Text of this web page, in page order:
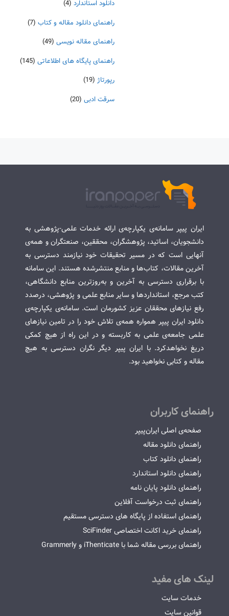
دانلود استاندارد (4)
راهنمای دانلود مقاله و کتاب (7)
راهنمای مقاله نویسی (49)
راهنمای پایگاه های اطلاعاتی (145)
رپورتاژ (19)
سرقت ادبی (20)
ایران پیپر سامانه‌ی یکپارچه‌ی ارائه خدمات علمی-پژوهشی به
دانشجویان، اساتید، پژوهشگران، محققین، صنعتگران و همه‌ی
آنهایی است که در مسیر تحقیقات خود نیازمند دسترسی به
آخرین مقالات، کتاب‌ها و منابع منتشرشده هستند. این سامانه
با برقراری دسترسی به آخرین و به‌روزترین منابع دانشگاهی،
کتب مرجع، استانداردها و سایر منابع علمی و پژوهشی، درصدد
رفع نیازهای محققان عزیز کشورمان است. سامانه‌ی یکپارچه‌ی
دانلود ایران پیپر همواره همه‌ی تلاش خود را در تامین نیازهای
علمی جامعه‌ی علمی به کاربسته و در این راه از هیچ کمکی
دریغ نخواهدکرد. با ایران پیپر دیگر نگران دسترسی به هیچ
مقاله و کتابی نخواهید بود.
راهنمای کاربران
صفحه‌ی اصلی ایران‌پیپر
راهنمای دانلود مقاله
راهنمای دانلود کتاب
راهنمای دانلود استاندارد
راهنمای دانلود پایان نامه
راهنمای ثبت درخواست آفلاین
راهنمای استفاده از پایگاه های دسترسی مستقیم
راهنمای خرید اکانت اختصاصی SciFinder
راهنمای بررسی مقاله شما با iThenticate و Grammerly
لینک های مفید
خدمات سایت
قوانین سایت